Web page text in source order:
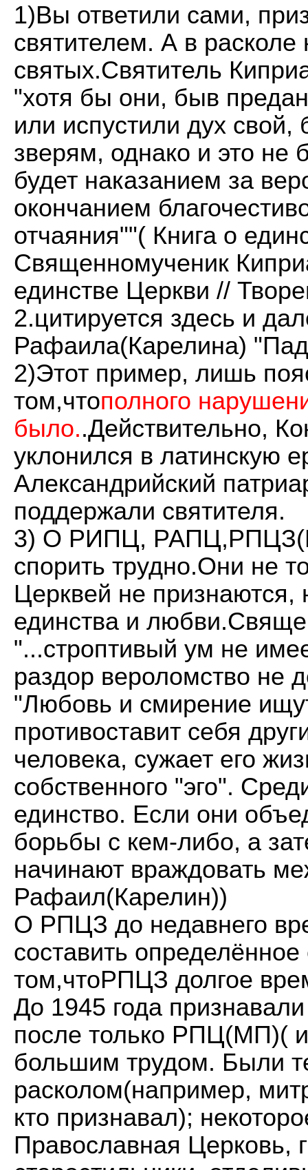
1)Вы ответили сами,
святителем. А в
святых.Святитель
"хотя бы они, быв
или испустили дух
зверям, однако и это не
будет наказанием за
окончанием
отчаяния""( Книга о
Священномученик
единстве Церкви //
2.цитируется здесь и
Рафаила(Карелина)
2)Этот пример, лишь
том,чтополного
было..Действительно,
уклонился в латинскую
Александрийский
поддержали святителя.
3) О РИПЦ,
спорить трудно.Они не
Церквей не
единства и
"...строптивый ум не
раздор вероломство не
"Любовь и смирение
противоставит себя
человека, сужает его
собственного "эго".
единство. Если они
борьбы с кем-либо, а
начинают враждовать
Рафаил(Карелин))
О РПЦЗ до недавнего
составить
том,чтоРПЦЗ долгое
До 1945 года
после только РПЦ(МП)(
большим трудом. Были
расколом(например,
кто признавал);
Православная Церковь,